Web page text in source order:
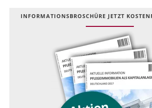
INFOR­MATIONS­BROSCHÜRE JETZT